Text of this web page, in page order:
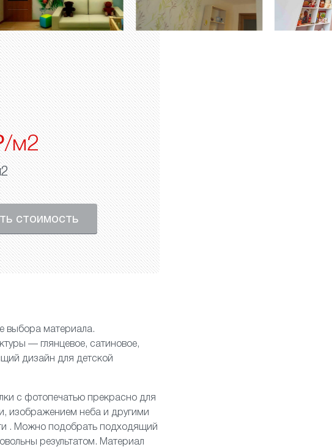
м2
стоимость
выбора материала.
— глянцевое, сатиновое,
дизайн для детской
с фотопечатью прекрасно для
изображением неба и другими
. Можно подобрать подходящий
результатом. Материал